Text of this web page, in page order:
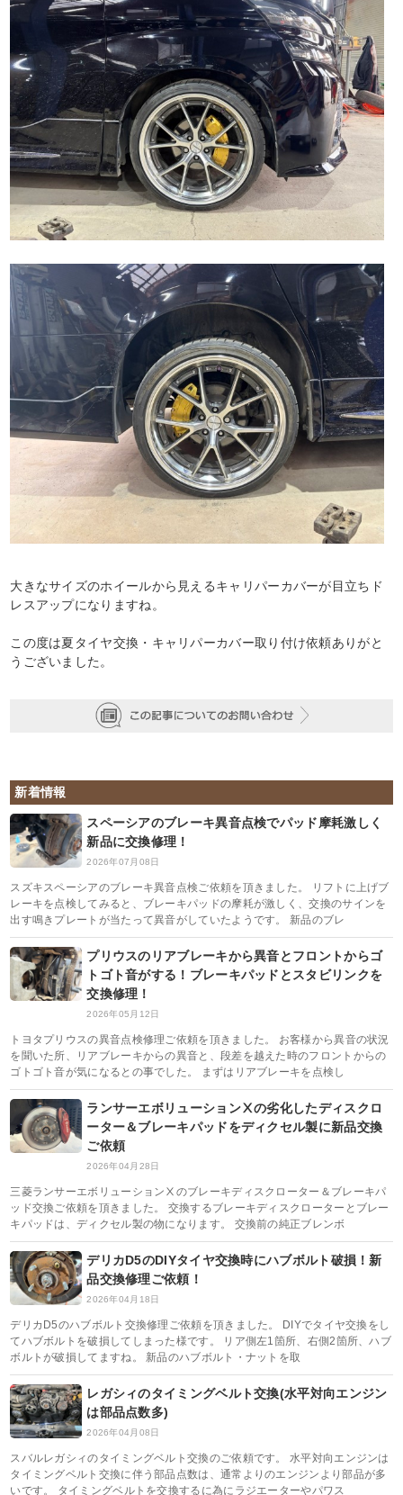
大きなサイズのホイールから見えるキャリパーカバーが目立ちド
レスアップになりますね。
この度は夏タイヤ交換・キャリパーカバー取り付け依頼ありがと
うございました。
新着情報
スペーシアのブレーキ異音点検でパッド摩耗激しく
新品に交換修理！
2026年07月08日
スズキスペーシアのブレーキ異音点検ご依頼を頂きました。 リフトに上げブ
レーキを点検してみると、ブレーキパッドの摩耗が激しく、交換のサインを
出す鳴きプレートが当たって異音がしていたようです。 新品のブレ
プリウスのリアブレーキから異音とフロントからゴ
トゴト音がする！ブレーキパッドとスタビリンクを
交換修理！
2026年05月12日
トヨタプリウスの異音点検修理ご依頼を頂きました。 お客様から異音の状況
を聞いた所、リアブレーキからの異音と、段差を越えた時のフロントからの
ゴトゴト音が気になるとの事でした。 まずはリアブレーキを点検し
ランサーエボリューションⅩの劣化したディスクロ
ーター＆ブレーキパッドをディクセル製に新品交換
ご依頼
2026年04月28日
三菱ランサーエボリューションⅩのブレーキディスクローター＆ブレーキパ
ッド交換ご依頼を頂きました。 交換するブレーキディスクローターとブレー
キパッドは、ディクセル製の物になります。 交換前の純正ブレンボ
デリカD5のDIYタイヤ交換時にハブボルト破損！新
品交換修理ご依頼！
2026年04月18日
デリカD5のハブボルト交換修理ご依頼を頂きました。 DIYでタイヤ交換をし
てハブボルトを破損してしまった様です。 リア側左1箇所、右側2箇所、ハブ
ボルトが破損してますね。 新品のハブボルト・ナットを取
レガシィのタイミングベルト交換(水平対向エンジン
は部品点数多)
2026年04月08日
スバルレガシィのタイミングベルト交換のご依頼です。 水平対向エンジンは
タイミングベルト交換に伴う部品点数は、通常よりのエンジンより部品が多
いです。 タイミングベルトを交換するに為にラジエーターやパワス